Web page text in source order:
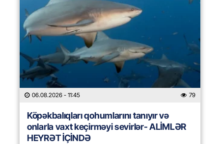
06.08.2026 - 11:45 79
Köpəkbalıqları qohumlarını tanıyır və
onlarla vaxt keçirməyi sevirlər- ALİMLƏR
HEYRƏT İÇİNDƏ